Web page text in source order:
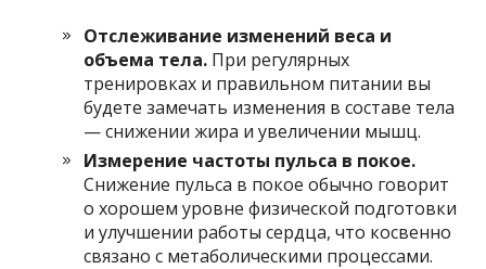
Отслеживание изменений веса и
объема тела. При регулярных
тренировках и правильном питании вы
будете замечать изменения в составе тела
— снижении жира и увеличении мышц.
Измерение частоты пульса в покое.
Снижение пульса в покое обычно говорит
о хорошем уровне физической подготовки
и улучшении работы сердца, что косвенно
связано с метаболическими процессами.